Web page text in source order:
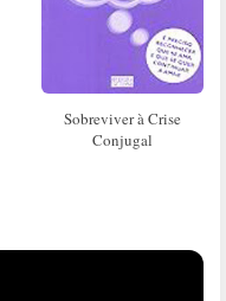
Sobreviver à Crise
Conjugal